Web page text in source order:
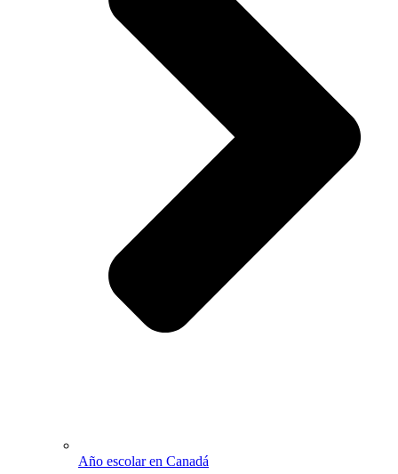
Año escolar en Canadá